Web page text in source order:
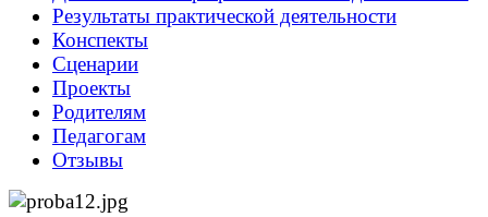
Результаты практической деятельности
Конспекты
Сценарии
Проекты
Родителям
Педагогам
Отзывы